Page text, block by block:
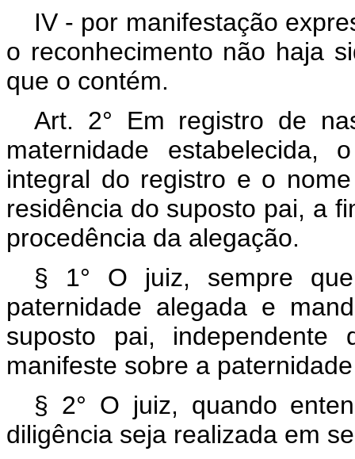
IV - por manifestação
o reconhecimento não haja
que o contém.
Art. 2° Em registro de
maternidade
integral do registro e o
residência do suposto pai, a
procedência da alegação.
§ 1° O juiz, sempre
paternidade alegada e
suposto pai,
manifeste sobre a
§ 2° O juiz, quando
diligência seja realizada em